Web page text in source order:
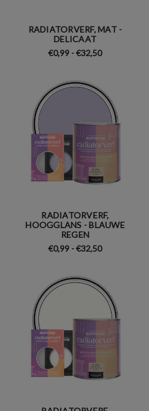
RADIATORVERF, MAT -
DELICAAT
€0,99 - €32,50
RADIATORVERF,
HOOGGLANS - BLAUWE
REGEN
€0,99 - €32,50